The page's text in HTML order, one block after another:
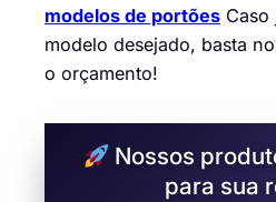
modelos de portões
modelo desejado, basta
o orçamento!
Nossos
para sua